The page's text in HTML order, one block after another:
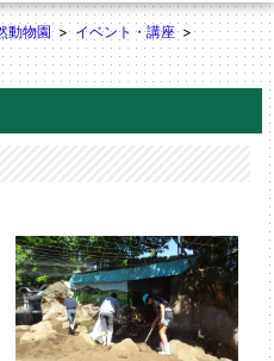
動物園
イベント・講座